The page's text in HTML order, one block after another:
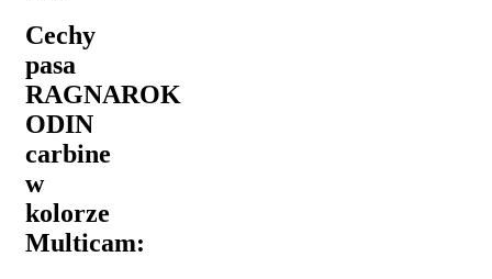
Cechy
pasa
RAGNAROK
ODIN
carbine
w
kolorze
Multicam: